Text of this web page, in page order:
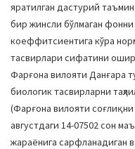
яратилган дастурий
бир жинсли бўлмаган фонни
коеффитсиентига кўра
тасвирлари сифатини
Фарғона вилояти Данғара
биологик тасвирларни
(Фарғона вилояти
августдаги 14-07502 сон
жараёнига сарфланадиган